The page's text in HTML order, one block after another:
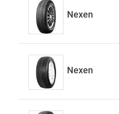
Nexen
Nexen